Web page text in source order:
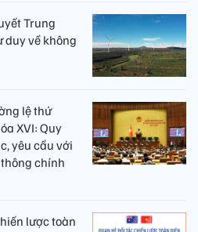
Trung
duy về không
lệ thứ
XVI: Quy
yêu cầu với
chính
lược toàn